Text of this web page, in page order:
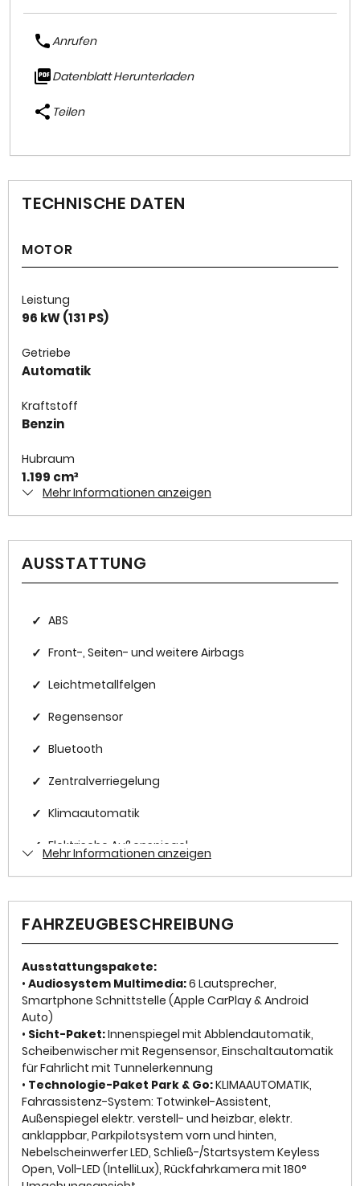
Anrufen
Datenblatt Herunterladen
Teilen
TECHNISCHE DATEN
MOTOR
Leistung
96 kW (131 PS)
Getriebe
Automatik
Kraftstoff
Benzin
Hubraum
1.199 cm³
Antriebsart
Zylinder
3
Karosserieform
HISTORIE
20.125 km
Erstzulassung
2024-06
Zustand
Gebraucht
Farbe (Hersteller)
QUARTZ/ARTENSE GREY
AUSSTATTUNG
Anzahl der Türen
4/5
Anzahl Sitzplätze
5
Innenfarbe
Mehr Informationen anzeigen
AUSSTATTUNG
✓ ABS
✓ Front-, Seiten- und weitere Airbags
✓ Leichtmetallfelgen
✓ Regensensor
✓ Bluetooth
✓ Zentralverriegelung
✓ Klimaautomatik
✓ Elektrische Außenspiegel
✓ Elektrische Fensterheber
✓ Freisprecheinrichtung
✓ Wegfahrsperre
✓ Isofix
✓ Multifunktionslenkrad
✓ LED-Scheinwerfer
✓ Servolenkung
✓ Traktionskontrolle
✓ Lederlenkrad
Mehr Informationen anzeigen
FAHRZEUGBESCHREIBUNG
Ausstattungspakete:
• Audiosystem Multimedia:6 Lautsprecher,
Smartphone Schnittstelle (Apple CarPlay & Android
Auto)
• Sicht-Paket:Innenspiegel mit Abblendautomatik,
Scheibenwischer mit Regensensor, Einschaltautomatik
für Fahrlicht mit Tunnelerkennung
• Technologie-Paket Park & Go:KLIMAAUTOMATIK,
Fahrassistenz-System: Totwinkel-Assistent,
Außenspiegel elektr. verstell- und heizbar, elektr.
anklappbar, Parkpilotsystem vorn und hinten,
Nebelscheinwerfer LED, Schließ-/Startsystem Keyless
Open, Voll-LED (IntelliLux), Rückfahrkamera mit 180°